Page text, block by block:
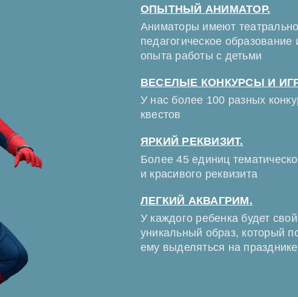
ОПЫТНЫЙ АНИМАТОР.
Аниматоры имеют
педагогическое образование
опыта работы с детьми
ВЕСЕЛЫЕ КОНКУРСЫ И
У нас более 100 разных
квестов
ЯРКИЙ РЕКВИЗИТ.
Более 45 единиц
и красивого реквизита
ЛЕГКИЙ АКВАГРИМ.
У каждого ребенка будет свой
уникальный образ, который
ему выделяться на празднике